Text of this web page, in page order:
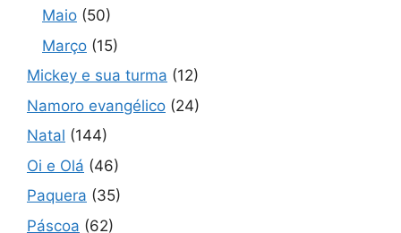
Maio (50)
Março (15)
Mickey e sua turma (12)
Namoro evangélico (24)
Natal (144)
Oi e Olá (46)
Paquera (35)
Páscoa (62)